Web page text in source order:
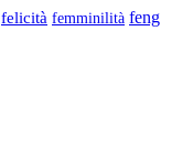
felicità femminilità feng